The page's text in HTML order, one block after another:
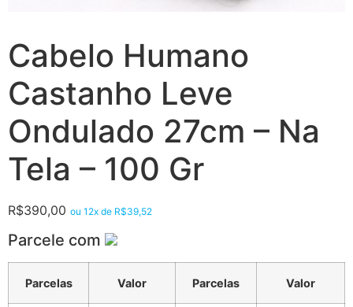
Cabelo Humano
Castanho Leve
Ondulado 27cm – Na
Tela – 100 Gr
R$390,00 ou 12x de R$39,52
Parcele com
Parcelas Valor Parcelas Valor